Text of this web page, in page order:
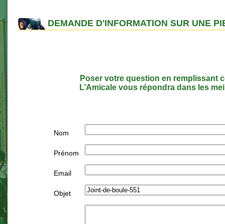
DEMANDE D'INFORMATION SUR UNE
Poser votre question en remplissant
L’Amicale vous répondra dans les
Nom
Prénom
Email
Objet